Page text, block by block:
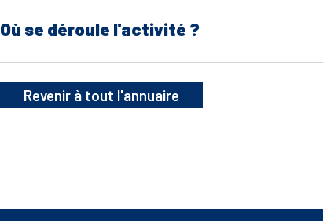
Où se déroule l'activité ?
Revenir à tout l'annuaire